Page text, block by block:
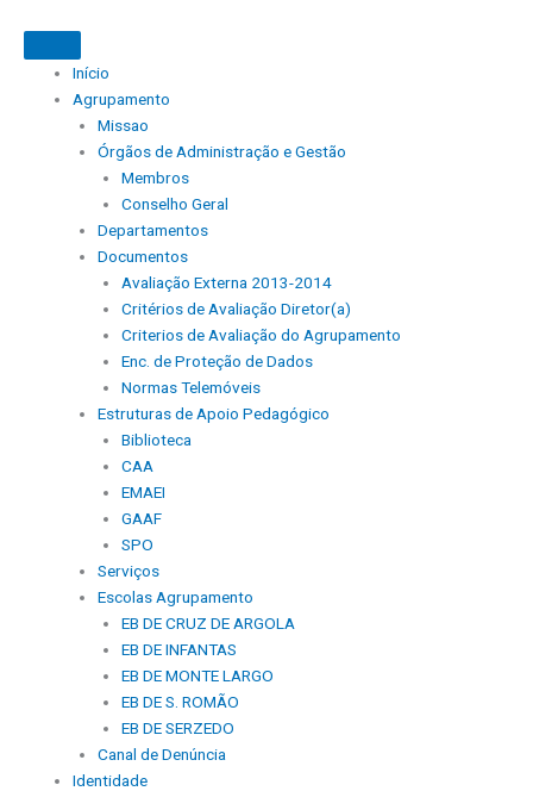
content
Início
Agrupamento
Missao
Órgãos de Administração e Gestão
Membros
Conselho Geral
Departamentos
Documentos
Avaliação Externa 2013-2014
Critérios de Avaliação Diretor(a)
Criterios de Avaliação do Agrupamento
Enc. de Proteção de Dados
Normas Telemóveis
Estruturas de Apoio Pedagógico
Biblioteca
CAA
EMAEI
GAAF
SPO
Serviços
Escolas Agrupamento
EB DE CRUZ DE ARGOLA
EB DE INFANTAS
EB DE MONTE LARGO
EB DE S. ROMÃO
EB DE SERZEDO
Canal de Denúncia
Identidade